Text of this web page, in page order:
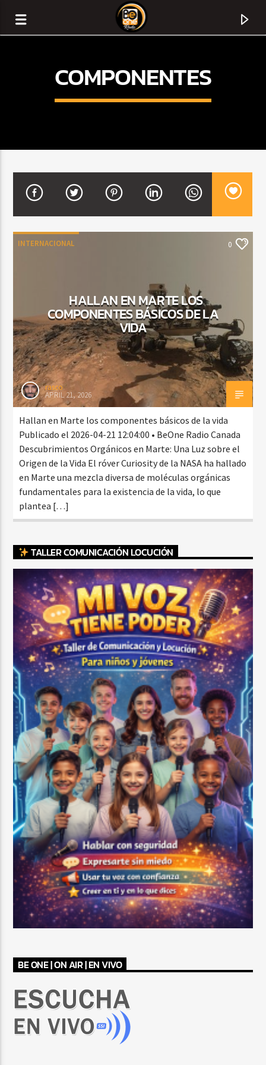
TITLE
CURRENT SHOW
FREE STYLE
7:00 PM 9:00 PM
COMPONENTES
INTERNACIONAL 0
HALLAN EN MARTE LOS
COMPONENTES BÁSICOS DE LA
VIDA
rasco
APRIL 21, 2026
Hallan en Marte los componentes básicos de la vida
Publicado el 2026-04-21 12:04:00 • BeOne Radio Canada
Descubrimientos Orgánicos en Marte: Una Luz sobre el
Origen de la Vida El róver Curiosity de la NASA ha hallado
en Marte una mezcla diversa de moléculas orgánicas
fundamentales para la existencia de la vida, lo que
plantea […]
TALLER COMUNICACIÓN LOCUCIÓN
BE ONE | ON AIR | EN VIVO